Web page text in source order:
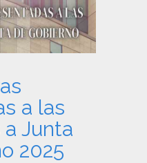
a las
Junta
2025